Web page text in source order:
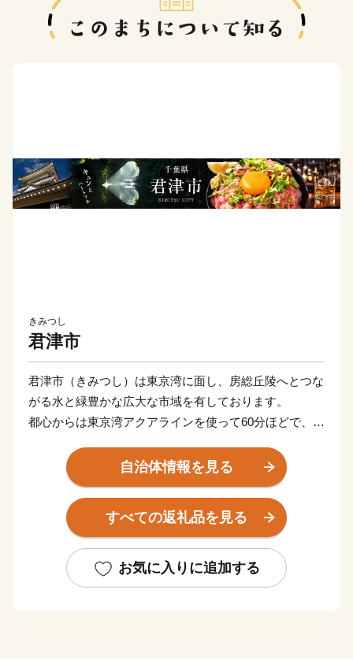
きみつし
君津市
君津市（きみつし）は東京湾に面し、房総丘陵へとつな
がる水と緑豊かな広大な市域を有しております。
都心からは東京湾アクアラインを使って60分ほどで、大
トの形になることで有名な広場や、日本画家東山魁夷の
「残照」の題材となった山並み、東日本で一番遅い紅葉
が見られるなど、四季折々の絶景を堪能することができ
れ、多くの農産物や特産品を育んでいます。
ブライダルで人気の花「水生カラー」は生産量日本一で
自治体情報を見る
すべての返礼品を見る
お気に入りに追加する